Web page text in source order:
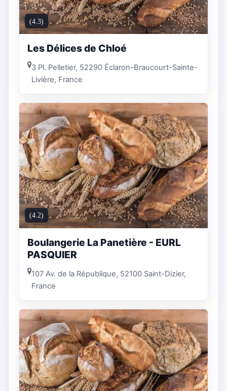
(4.3)
Les Délices de Chloé
3 Pl. Pelletier, 52290 Éclaron-Braucourt-Sainte-
Livière, France
(4.2)
Boulangerie La Panetière - EURL
PASQUIER
107 Av. de la République, 52100 Saint-Dizier,
France